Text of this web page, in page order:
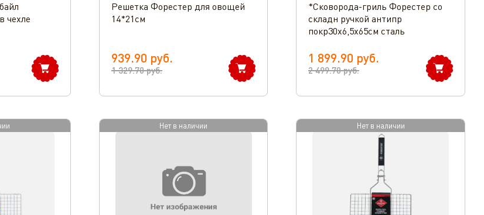
чехле
Решетка Форестер для овощей
14*21см
939.90 руб.
1 329.70руб.
*Сковорода-гриль Форестер со
складн ручкой антипр
покр30х6,5х65см сталь
1 899.90 руб.
2 499.70руб.
Нет в наличии Нет в наличии